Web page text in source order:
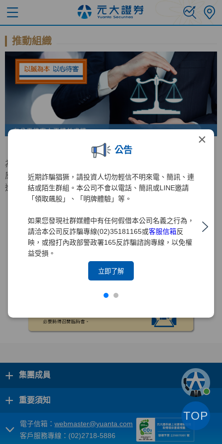
×
公告
近期詐騙猖獗，請投資人切勿輕信不明來電、簡訊、連
結或陌生群組。本公司不會以電話、簡訊或LINE邀請
「領取飆股」、「明牌體驗」等。
如果您發現社群媒體中有任何假借本公司名義之行為，
請洽本公司反詐騙專線(02)35181165或客服信箱反
映，或撥打內政部警政署165反詐騙諮詢專線，以免權
益受損。
立即了解
推動組織
為持續增進公平待客原則之推行，元大證券特成立公平待客
原則推行委員會，負責公平待客相關事務之規劃與檢討及精
進計畫之推動。
+ 集團成員
+ 重要須知
電子信箱： webmaster@yuanta.com
客戶服務專線：(02)2718-5886
TOP